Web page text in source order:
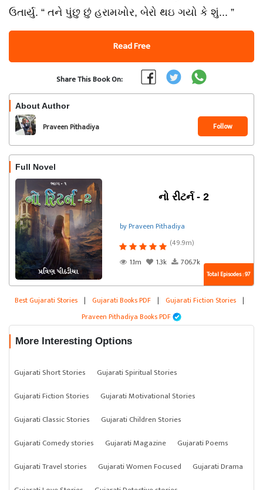
ઉતાર્યુ. “ તને પુંછુ છું હરામખોર, બેરો થઇ ગયો કે શું... ”
Read Free
Share This Book On:
About Author
Praveen Pithadiya Follow
Full Novel
નો રીટર્ન - 2
by Praveen Pithadiya
(49.9m)
1.1m
1.3k 706.7k
Total Episodes : 97
Best Gujarati Stories | Gujarati Books PDF | Gujarati Fiction Stories |
Praveen Pithadiya Books PDF
More Interesting Options
Gujarati Short Stories
Gujarati Spiritual Stories
Gujarati Fiction Stories
Gujarati Motivational Stories
Gujarati Classic Stories
Gujarati Children Stories
Gujarati Comedy stories
Gujarati Magazine
Gujarati Poems
Gujarati Travel stories
Gujarati Women Focused
Gujarati Drama